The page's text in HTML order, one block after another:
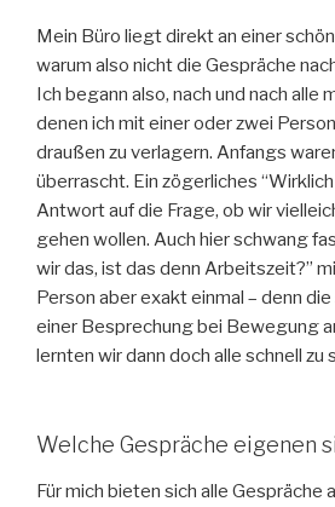
Mein Büro liegt direkt an einer
warum also nicht die Gespräche
Ich begann also, nach und nach alle
denen ich mit einer oder zwei
draußen zu verlagern. Anfangs
überrascht. Ein zögerliches
Antwort auf die Frage, ob wir
gehen wollen. Auch hier schwang
wir das, ist das denn Arbeitszeit?”
Person aber exakt einmal – denn
einer Besprechung bei Bewegung
lernten wir dann doch alle schnell zu
Welche Gespräche eigenen
Für mich bieten sich alle Gespräche